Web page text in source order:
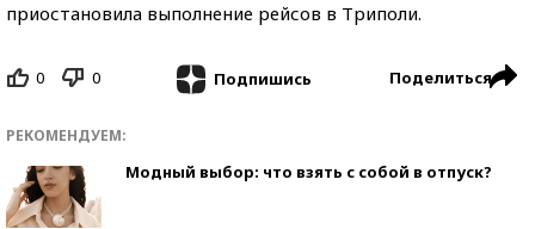
приостановила выполнение рейсов в Триполи.
0 0 Подпишись Поделиться
РЕКОМЕНДУЕМ:
Модный выбор: что взять с собой в отпуск?